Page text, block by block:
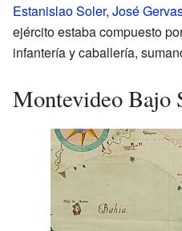
Estanislao Soler, José
ejército estaba compuesto
infantería y caballería,
Montevideo Bajo